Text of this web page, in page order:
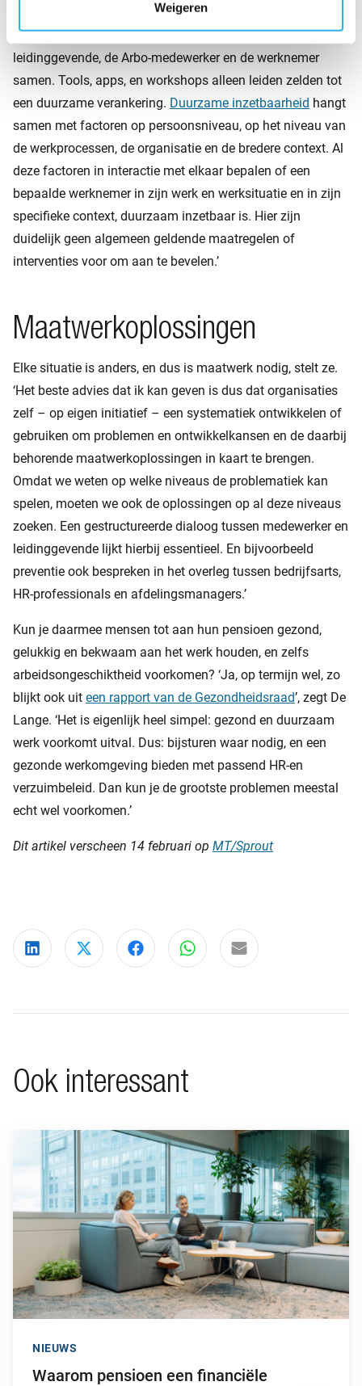
Weigeren
‘Ik geloof meer in een integrale aanpak van HR, de
leidinggevende, de Arbo-medewerker en de werknemer
samen. Tools, apps, en workshops alleen leiden zelden tot
een duurzame verankering. Duurzame inzetbaarheid hangt
samen met factoren op persoonsniveau, op het niveau van
de werkprocessen, de organisatie en de bredere context. Al
deze factoren in interactie met elkaar bepalen of een
bepaalde werknemer in zijn werk en werksituatie en in zijn
specifieke context, duurzaam inzetbaar is. Hier zijn
duidelijk geen algemeen geldende maatregelen of
interventies voor om aan te bevelen.’
Maatwerkoplossingen
Elke situatie is anders, en dus is maatwerk nodig, stelt ze.
‘Het beste advies dat ik kan geven is dus dat organisaties
zelf – op eigen initiatief – een systematiek ontwikkelen of
gebruiken om problemen en ontwikkelkansen en de daarbij
behorende maatwerkoplossingen in kaart te brengen.
Omdat we weten op welke niveaus de problematiek kan
spelen, moeten we ook de oplossingen op al deze niveaus
zoeken. Een gestructureerde dialoog tussen medewerker en
leidinggevende lijkt hierbij essentieel. En bijvoorbeeld
preventie ook bespreken in het overleg tussen bedrijfsarts,
HR-professionals en afdelingsmanagers.’
Kun je daarmee mensen tot aan hun pensioen gezond,
gelukkig en bekwaam aan het werk houden, en zelfs
arbeidsongeschiktheid voorkomen? ‘Ja, op termijn wel, zo
blijkt ook uit een rapport van de Gezondheidsraad’, zegt De
Lange. ‘Het is eigenlijk heel simpel: gezond en duurzaam
werk voorkomt uitval. Dus: bijsturen waar nodig, en een
gezonde werkomgeving bieden met passend HR-en
verzuimbeleid. Dan kun je de grootste problemen meestal
echt wel voorkomen.’
Dit artikel verscheen 14 februari op MT/Sprout
Deel via LinkedIn
Deel via XDeel via Facebook
Deel via WhatsApp
Delen via e-mail
Ook interessant
Ga naar “Waarom pensioen een financiële strategische
Waarom pensioen een financiële
NIEUWS